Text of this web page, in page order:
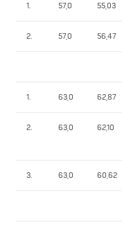
1. 57,0 55,03
2. 57,0 56,47
1. 63,0 62,87
2. 63,0 62,10
3. 63,0 60,62